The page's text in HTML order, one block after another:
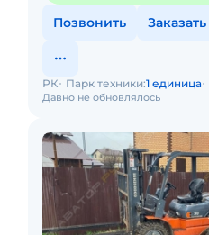
Позвонить Заказать
Давно не обновлялось
РК Парк техники:1 единица